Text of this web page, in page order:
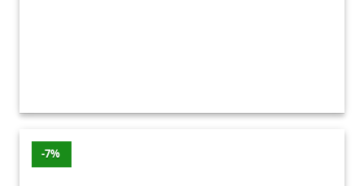
-7%